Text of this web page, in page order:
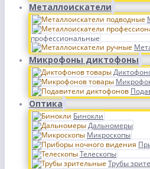
Металлоискатели
профессиональные
Микрофоны диктофоны
Оптика
Бинокли
Дальномеры
Микроскопы
Телескопы
Трубы